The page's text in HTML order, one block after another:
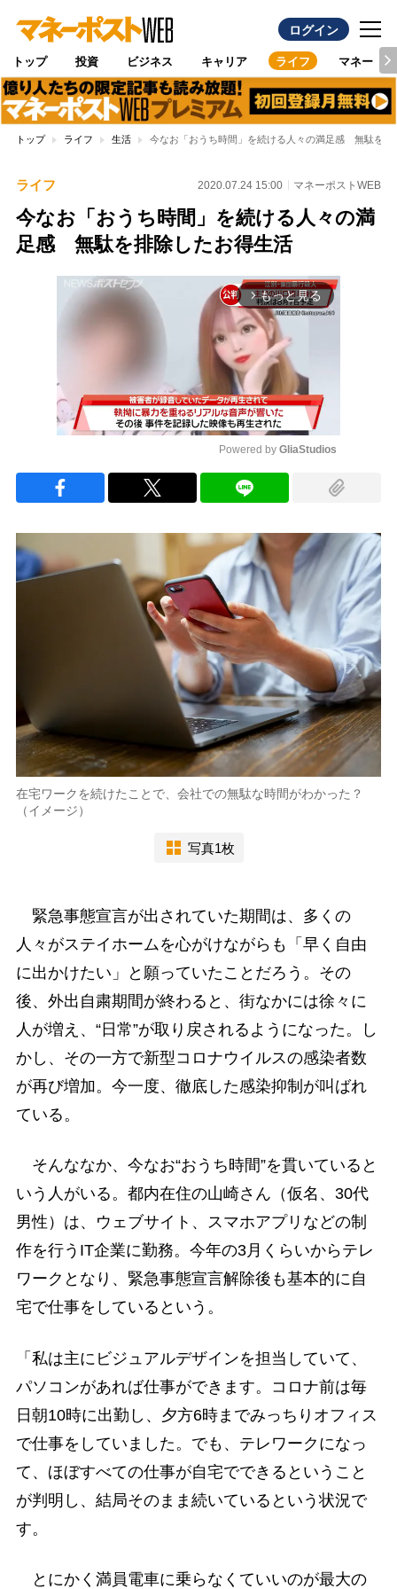
ログイン
トップ 投資 ビジネス キャリア ライフ マネー
トップ ライフ 生活 今なお「おうち時間」を続ける人々の満足感 無駄を排
ライフ 2020.07.24 15:00 マネーポストWEB
今なお「おうち時間」を続ける人々の満
足感 無駄を排除したお得生活
arrow_forward_ios もっと見る
Powered by GliaStudios
在宅ワークを続けたことで、会社での無駄な時間がわかった？
（イメージ）
写真1枚
緊急事態宣言が出されていた期間は、多くの
人々がステイホームを心がけながらも「早く自由
に出かけたい」と願っていたことだろう。その
後、外出自粛期間が終わると、街なかには徐々に
人が増え、“日常”が取り戻されるようになった。し
かし、その一方で新型コロナウイルスの感染者数
が再び増加。今一度、徹底した感染抑制が叫ばれ
ている。
そんななか、今なお“おうち時間”を貫いていると
いう人がいる。都内在住の山崎さん（仮名、30代
男性）は、ウェブサイト、スマホアプリなどの制
作を行うIT企業に勤務。今年の3月くらいからテレ
ワークとなり、緊急事態宣言解除後も基本的に自
宅で仕事をしているという。
「私は主にビジュアルデザインを担当していて、
パソコンがあれば仕事ができます。コロナ前は毎
日朝10時に出勤し、夕方6時までみっちりオフィス
で仕事をしていました。でも、テレワークになっ
て、ほぼすべての仕事が自宅でできるということ
が判明し、結局そのまま続いているという状況で
す。
とにかく満員電車に乗らなくていいのが最大の